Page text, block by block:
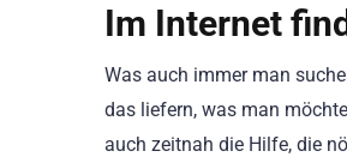
Im Internet
Was auch immer man
das liefern, was man
auch zeitnah die Hilfe, die